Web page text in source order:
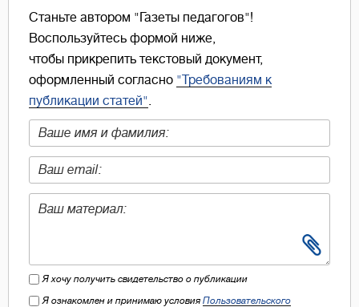
Станьте автором "Газеты педагогов"!
Воспользуйтесь формой ниже,
чтобы прикрепить текстовый документ,
оформленный согласно "Требованиям к
публикации статей"
Я хочу получить свидетельство о публикации
Я ознакомлен и принимаю условия Пользовательского